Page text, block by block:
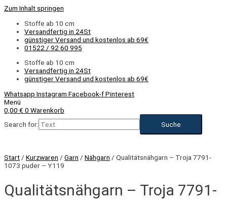
Zum Inhalt springen
Stoffe ab 10 cm
Versandfertig in 24St
günstiger Versand und kostenlos ab 69€
01522 / 92 60 995
Stoffe ab 10 cm
Versandfertig in 24St
günstiger Versand und kostenlos ab 69€
Whatsapp Instagram Facebook-fPinterest
Menü
0,00 € 0 Warenkorb
Search for:
Start / Kurzwaren / Garn / Nähgarn / Qualitätsnähgarn – Troja 7791-
1073 puder – Y119
Qualitätsnähgarn – Troja 7791-